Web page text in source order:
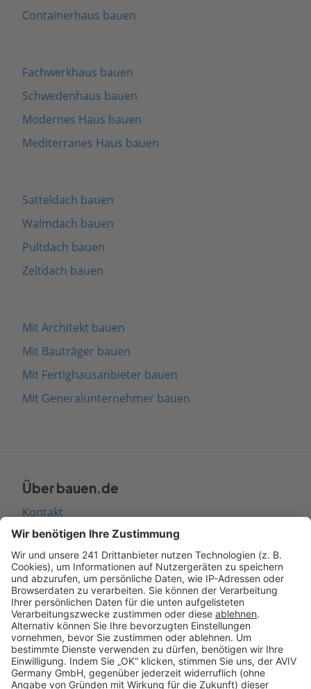
Containerhaus bauen
Fachwerkhaus bauen
Schwedenhaus bauen
Modernes Haus bauen
Mediterranes Haus bauen
Satteldach bauen
Walmdach bauen
Pultdach bauen
Zeltdach bauen
Mit Architekt bauen
Mit Bauträger bauen
Mit Fertighausanbieter bauen
Mit Generalunternehmer bauen
Über bauen.de
Kontakt
Seitenaufbau
Barrierefreiheit
Cookie Einstellungen
Rechtliches
AGB-Übersicht
Datenschutz